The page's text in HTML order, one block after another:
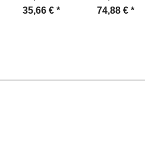
Klickverschluss,
35,66 € *
Centurion 8.0
74,88 € *